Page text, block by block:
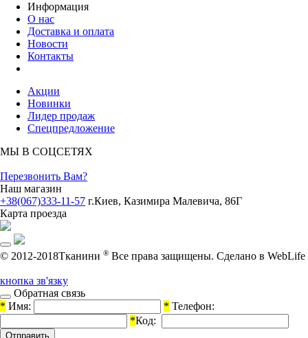
Информация
О нас
Доставка и оплата
Новости
Контакты
Акции
Новинки
Лидер продаж
Спецпредложение
МЫ В СОЦСЕТЯХ
Перезвонить Вам?
Наш магазин
+38(067)333-11-57 г.Киев, Казимира Малевича, 86Г
Карта проезда
© 2012-2018Тканини ® Все права защищены. Cделано в WebLife
кнопка зв'язку
Обратная связь
* Имя: * Телефон:
*Код: